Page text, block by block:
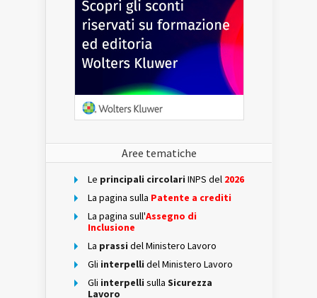
Aree tematiche
Le principali circolari INPS del 2026
La pagina sulla Patente a crediti
La pagina sull'Assegno di
Inclusione
La prassi del Ministero Lavoro
Gli interpelli del Ministero Lavoro
Gli interpelli sulla Sicurezza
Lavoro